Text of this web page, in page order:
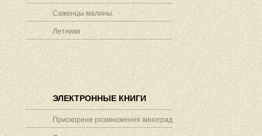
Саженцы малины.
Летники
ЭЛЕКТРОННЫЕ КНИГИ
Прискорене розмноження винограду.